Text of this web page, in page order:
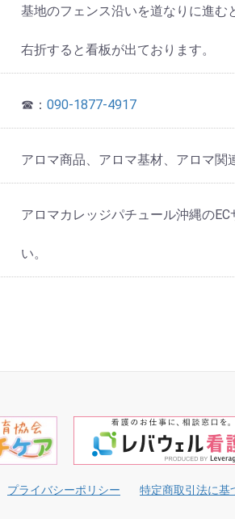
基地のフェンス沿いを道なりに進む
右折すると看板が出ております。
☎：090-1877-4917
アロマ商品、アロマ基材、アロマ関
アロマカレッジパチュール沖縄の
い。
プライバシーポリシー 特定商取引法に基